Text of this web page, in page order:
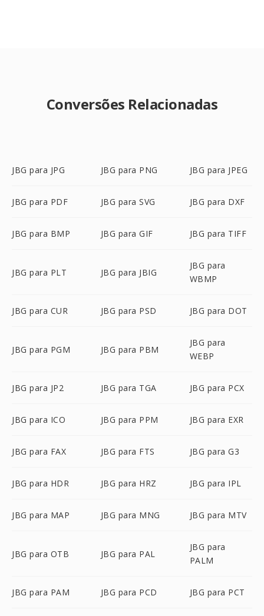
Conversões Relacionadas
JBG para JPG JBG para PNG JBG para JPEG
JBG para PDF JBG para SVG JBG para DXF
JBG para BMP JBG para GIF JBG para TIFF
JBG para PLT JBG para JBIG
JBG para
WBMP
JBG para CUR JBG para PSD JBG para DOT
JBG para PGM JBG para PBM
JBG para
WEBP
JBG para JP2 JBG para TGA JBG para PCX
JBG para ICO JBG para PPM JBG para EXR
JBG para FAX JBG para FTS JBG para G3
JBG para HDR JBG para HRZ JBG para IPL
JBG para MAP JBG para MNG JBG para MTV
JBG para OTB JBG para PAL
JBG para
PALM
JBG para PAM JBG para PCD JBG para PCT